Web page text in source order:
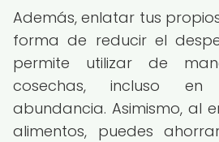
Además, enlatar tus
forma de reducir el
permite utilizar de
cosechas, incluso
abundancia. Asimismo, al
alimentos, puedes